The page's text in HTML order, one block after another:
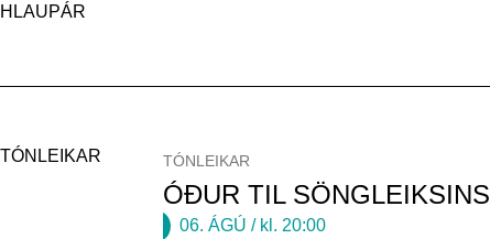
HLAUPÁR
TÓNLEIKAR TÓNLEIKAR
ÓÐUR TIL SÖNGLEIKSINS
06. ÁGÚ / kl. 20:00